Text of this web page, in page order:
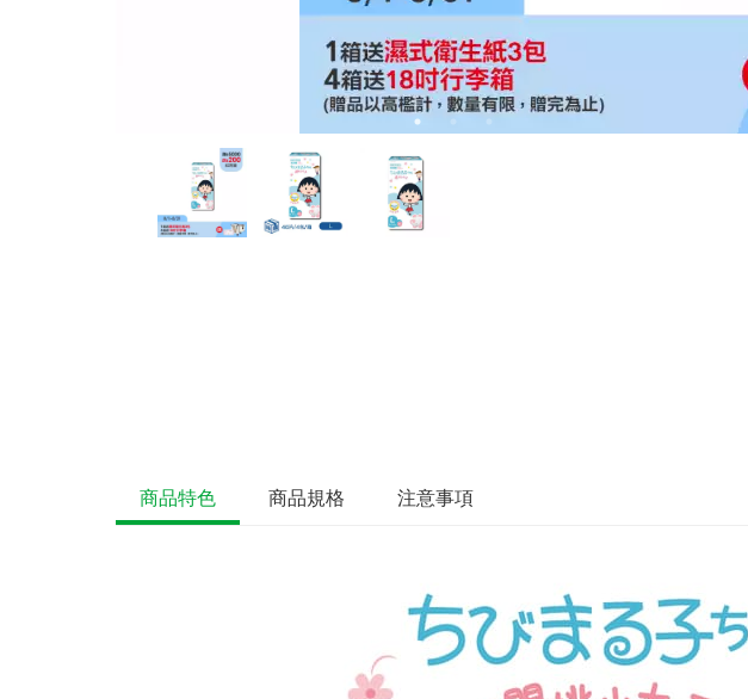
商品特色 商品規格 注意事項